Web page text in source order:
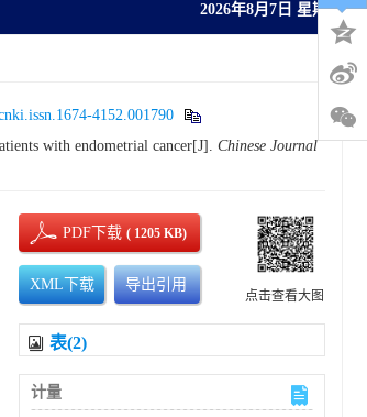
2026年8月7日 星期五
4152.001790
with endometrial cancer[J]. Chinese Journal
PDF下载( 1205 KB)
XML下载 导出引用
点击查看大图
表(2)
计量